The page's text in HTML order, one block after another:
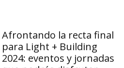
Afrontando la recta final
para Light + Building
2024: eventos y jornadas